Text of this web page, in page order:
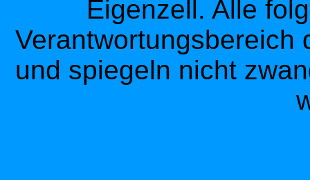
Eigenzell. Alle
Verantwortungsbereich
und spiegeln nicht